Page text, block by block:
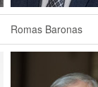
Romas Baronas